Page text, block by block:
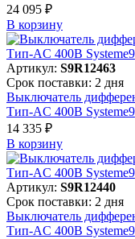
24 095 ₽
В корзинy
Артикул: S9R12463
Срок поставки: 2 дня
Выключатель
Тип-AC 400В Systeme9
14 335 ₽
В корзинy
Артикул: S9R12440
Срок поставки: 2 дня
Выключатель
Тип-AC 400В Systeme9